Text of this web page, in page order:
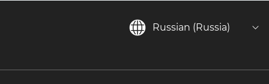
Russian (Russia)